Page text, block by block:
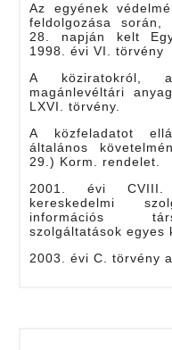
Az egyének
feldolgozása során,
28. napján kelt
1998. évi VI. törvény
A köziratokról,
magánlevéltári
LXVI. törvény.
A közfeladatot
általános
29.) Korm. rendelet.
2001. évi CVIII.
kereskedelmi
információs
szolgáltatások egyes
2003. évi C. törvény